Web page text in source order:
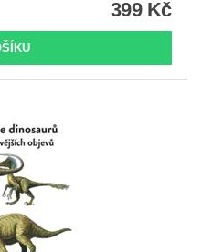
399 Kč